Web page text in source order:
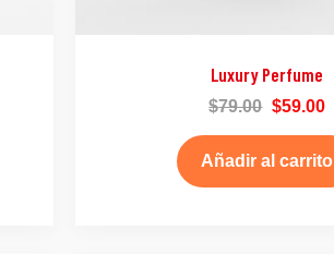
Luxury Perfume
$79.00 $59.00
Añadir al carrito